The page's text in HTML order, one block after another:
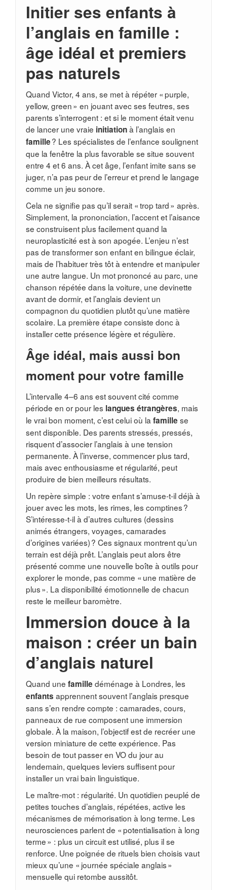
Initier ses enfants à
l’anglais en famille :
âge idéal et premiers
pas naturels
Quand Victor, 4 ans, se met à répéter « purple,
yellow, green » en jouant avec ses feutres, ses
parents s’interrogent : et si le moment était venu
de lancer une vraie initiationà l’anglais en
famille? Les spécialistes de l’enfance soulignent
que la fenêtre la plus favorable se situe souvent
entre 4 et 6 ans. À cet âge, l’enfant imite sans se
juger, n’a pas peur de l’erreur et prend le langage
comme un jeu sonore.
Cela ne signifie pas qu’il serait « trop tard » après.
Simplement, la prononciation, l’accent et l’aisance
se construisent plus facilement quand la
neuroplasticité est à son apogée. L’enjeu n’est
pas de transformer son enfant en bilingue éclair,
mais de l’habituer très tôt à entendre et manipuler
une autre langue. Un mot prononcé au parc, une
chanson répétée dans la voiture, une devinette
avant de dormir, et l’anglais devient un
compagnon du quotidien plutôt qu’une matière
scolaire. La première étape consiste donc à
installer cette présence légère et régulière.
Âge idéal, mais aussi bon
moment pour votre famille
L’intervalle 4–6 ans est souvent cité comme
période en or pour les langues étrangères, mais
le vrai bon moment, c’est celui où la famille se
sent disponible. Des parents stressés, pressés,
risquent d’associer l’anglais à une tension
permanente. À l’inverse, commencer plus tard,
mais avec enthousiasme et régularité, peut
produire de bien meilleurs résultats.
Un repère simple : votre enfant s’amuse-t-il déjà à
jouer avec les mots, les rimes, les comptines ?
S’intéresse-t-il à d’autres cultures (dessins
animés étrangers, voyages, camarades
d’origines variées) ? Ces signaux montrent qu’un
terrain est déjà prêt. L’anglais peut alors être
présenté comme une nouvelle boîte à outils pour
explorer le monde, pas comme « une matière de
plus ». La disponibilité émotionnelle de chacun
reste le meilleur baromètre.
Immersion douce à la
maison : créer un bain
d’anglais naturel
Quand une famille déménage à Londres, les
enfants apprennent souvent l’anglais presque
sans s’en rendre compte : camarades, cours,
panneaux de rue composent une immersion
globale. À la maison, l’objectif est de recréer une
version miniature de cette expérience. Pas
besoin de tout passer en VO du jour au
lendemain, quelques leviers suffisent pour
installer un vrai bain linguistique.
Le maître-mot : régularité. Un quotidien peuplé de
petites touches d’anglais, répétées, active les
mécanismes de mémorisation à long terme. Les
neurosciences parlent de « potentialisation à long
terme » : plus un circuit est utilisé, plus il se
renforce. Une poignée de rituels bien choisis vaut
mieux qu’une « journée spéciale anglais »
mensuelle qui retombe aussitôt.